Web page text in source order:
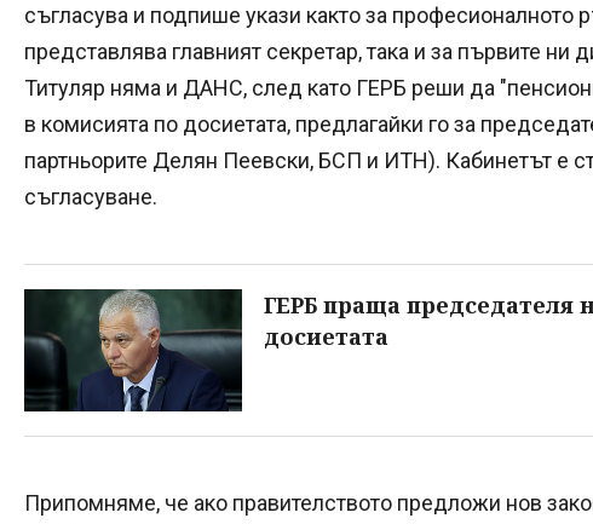
съгласува и подпише укази както за професионалното
представлява главният секретар, така и за първите ни
Титуляр няма и ДАНС, след като ГЕРБ реши да
в комисията по досиетата, предлагайки го за
партньорите Делян Пеевски, БСП и ИТН). Кабинетът е
съгласуване.
ГЕРБ праща председателя
досиетата
Припомняме, че ако правителството предложи нов